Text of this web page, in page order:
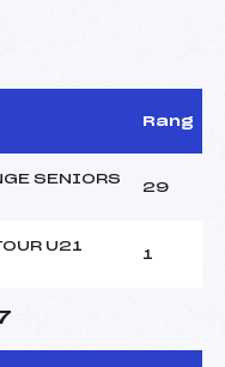
Rang
SENIORS
29
U21
1